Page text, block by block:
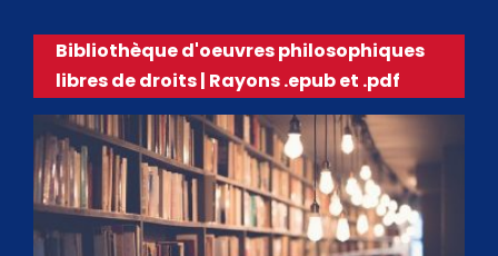
Bibliothèque d'oeuvres philosophiques
libres de droits | Rayons .epub et .pdf